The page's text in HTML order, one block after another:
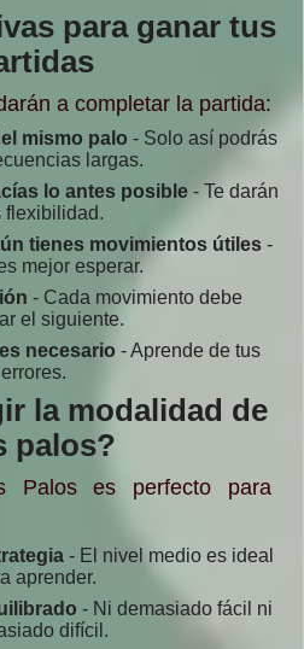
para ganar tus
a completar la partida:
mismo palo - Solo así podrás
largas.
lo antes posible- Te darán
flexibilidad.
tienes movimientos útiles -
mejor esperar.
- Cada movimiento debe
el siguiente.
necesario - Aprende de tus
errores.
la modalidad de
palos?
Palos es perfecto para
- El nivel medio es ideal
aprender.
- Ni demasiado fácil ni
difícil.